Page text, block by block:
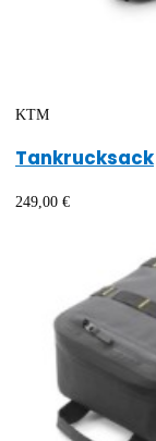
KTM
Tankrucksack
249,00 €